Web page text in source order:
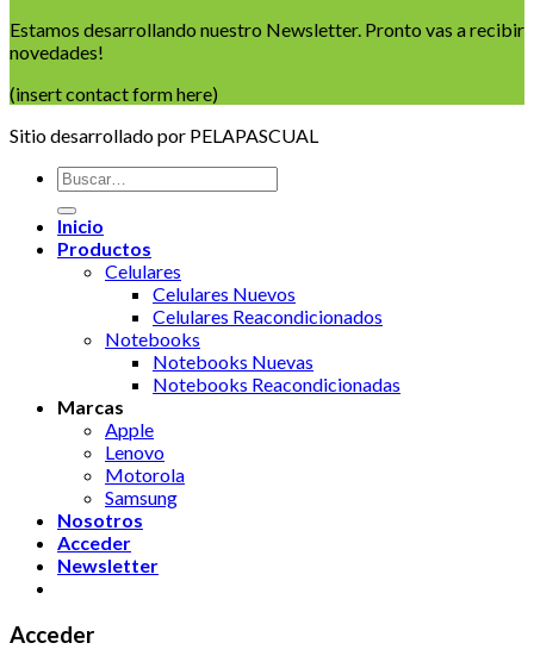
Estamos desarrollando nuestro Newsletter. Pronto vas a recibir
novedades!
(insert contact form here)
Sitio desarrollado por PELAPASCUAL
Buscar
por:
Inicio
Productos
Celulares
Celulares Nuevos
Celulares Reacondicionados
Notebooks
Notebooks Nuevas
Notebooks Reacondicionadas
Marcas
Apple
Lenovo
Motorola
Samsung
Nosotros
Acceder
Newsletter
Acceder